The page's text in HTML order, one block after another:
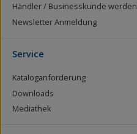
Händler / Businesskunde werden
Newsletter Anmeldung
Service
Kataloganforderung
Downloads
Mediathek